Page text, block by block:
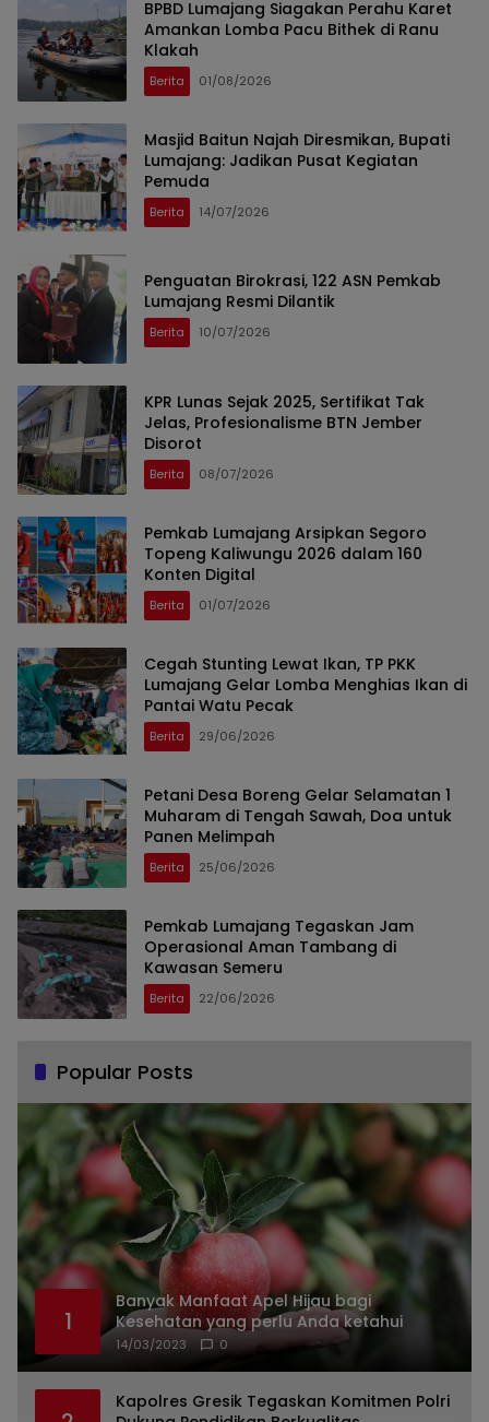
BPBD Lumajang Siagakan Perahu Karet
Amankan Lomba Pacu Bithek di Ranu
Klakah
Berita 01/08/2026
Masjid Baitun Najah Diresmikan, Bupati
Lumajang: Jadikan Pusat Kegiatan
Pemuda
Berita 14/07/2026
Penguatan Birokrasi, 122 ASN Pemkab
Lumajang Resmi Dilantik
Berita 10/07/2026
KPR Lunas Sejak 2025, Sertifikat Tak
Jelas, Profesionalisme BTN Jember
Disorot
Berita 08/07/2026
Pemkab Lumajang Arsipkan Segoro
Topeng Kaliwungu 2026 dalam 160
Konten Digital
Berita 01/07/2026
Cegah Stunting Lewat Ikan, TP PKK
Lumajang Gelar Lomba Menghias Ikan di
Pantai Watu Pecak
Berita 29/06/2026
Petani Desa Boreng Gelar Selamatan 1
Muharam di Tengah Sawah, Doa untuk
Panen Melimpah
Berita 25/06/2026
Pemkab Lumajang Tegaskan Jam
Operasional Aman Tambang di
Kawasan Semeru
Berita 22/06/2026
Popular Posts
1
Banyak Manfaat Apel Hijau bagi
Kesehatan yang perlu Anda ketahui
14/03/2023 0
Kapolres Gresik Tegaskan Komitmen Polri